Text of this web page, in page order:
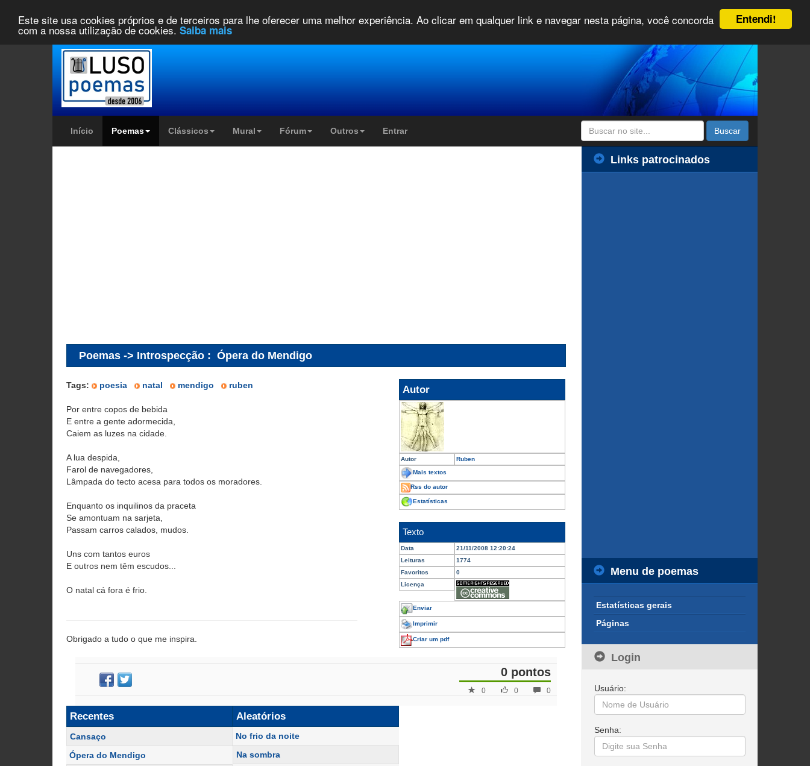
Entendi!
Este site usa cookies próprios e de terceiros para lhe oferecer uma melhor experiência. Ao clicar em qualquer link e navegar nesta página, você concorda
com a nossa utilização de cookies. Saiba mais
Início Poemas Clássicos Mural Fórum Outros Entrar Buscar
Poemas -> Introspecção : Ópera do Mendigo
Tags: poesia natal mendigo ruben
Por entre copos de bebida
E entre a gente adormecida,
Caiem as luzes na cidade.
A lua despida,
Farol de navegadores,
Lâmpada do tecto acesa para todos os moradores.
Enquanto os inquilinos da praceta
Se amontuam na sarjeta,
Passam carros calados, mudos.
Uns com tantos euros
E outros nem têm escudos...
O natal cá fora é frio.
Obrigado a tudo o que me inspira.
Autor
Autor Ruben
Mais textos
Rss do autor
Estatísticas
Texto
Data
21/11/2008 12:20:24
Leituras
1774
Favoritos
0
Licença
Enviar
Imprimir
Criar um pdf
0 pontos
0
0
0
Recentes
Cansaço
Ópera do Mendigo
Aleatórios
No frio da noite
Na sombra
Links patrocinados
Menu de poemas
Estatísticas gerais
Páginas
Login
Usuário:
Senha: